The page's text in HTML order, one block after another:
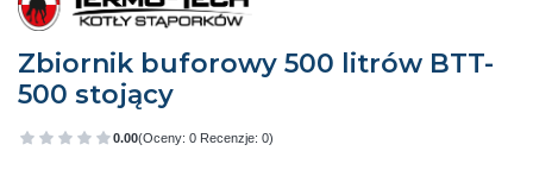
Zbiornik buforowy 500 litrów BTT-
500 stojący
0.00(Oceny: 0 Recenzje: 0)
Przejdź do sekcji Opinie